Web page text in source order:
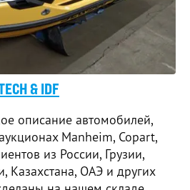
& IDF
описание автомобилей,
Manheim, Copart,
из России, Грузии,
Казахстана, ОАЭ и других